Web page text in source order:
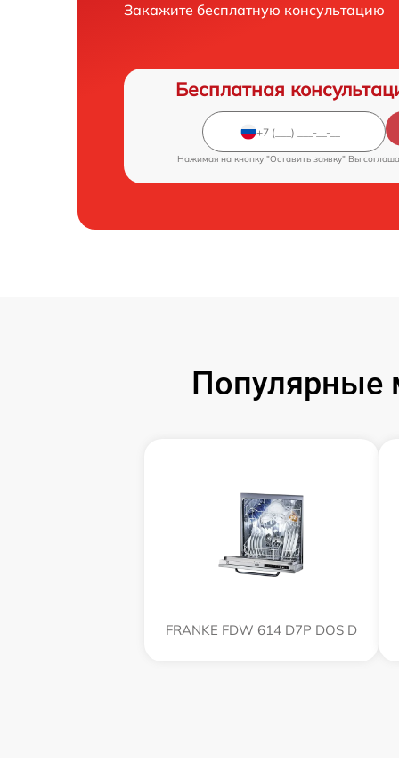
Закажите бесплатную консультацию
Бесплатная
Нажимая на кнопку "Оставить заявку" Вы
Популярные
FRANKE FDW 614 D7P DOS D